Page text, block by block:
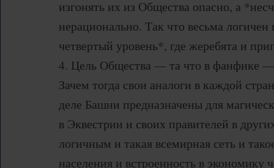
изгонять их из Общества опасно, а
нерационально. Так что весьма
четвертый уровень*, где жеребята и
4. Цель Общества — та что в фанфике
Зачем тогда свои аналоги в каждой
деле Башни предназначены для
в Эквестрии и своих правителей в
логичным и такая всемирная сеть и
населения и встроенность в экономику